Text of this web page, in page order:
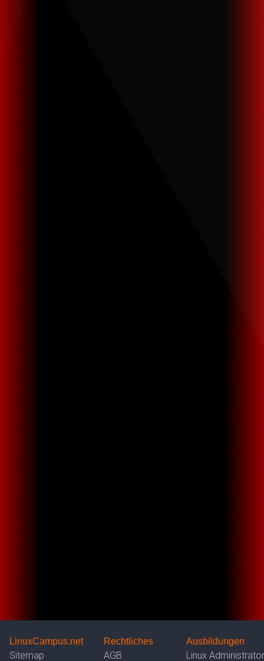
LinuxCampus.net Rechtliches Ausbildungen
Sitemap AGB Linux Administrator